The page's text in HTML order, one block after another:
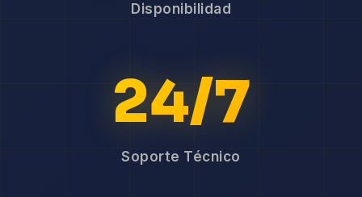
Disponibilidad
24/7
Soporte Técnico